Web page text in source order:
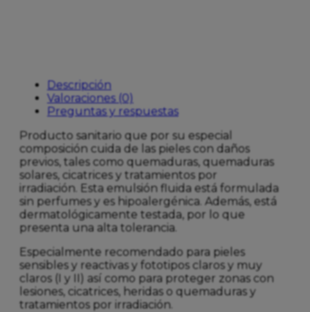
Descripción
Valoraciones (0)
Preguntas y respuestas
Producto sanitario que por su especial
composición cuida de las pieles con daños
previos, tales como quemaduras, quemaduras
solares, cicatrices y tratamientos por
irradiación. Esta emulsión fluida está formulada
sin perfumes y es hipoalergénica. Además, está
dermatológicamente testada, por lo que
presenta una alta tolerancia.
Especialmente recomendado para pieles
sensibles y reactivas y fototipos claros y muy
claros (I y II) así como para proteger zonas con
lesiones, cicatrices, heridas o quemaduras y
tratamientos por irradiación.